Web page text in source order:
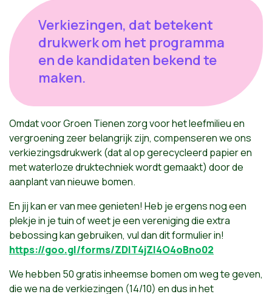
Verkiezingen, dat betekent
drukwerk om het programma
en de kandidaten bekend te
maken.
Omdat voor Groen Tienen zorg voor het leefmilieu en
vergroening zeer belangrijk zijn, compenseren we ons
verkiezingsdrukwerk (dat al op gerecycleerd papier en
met waterloze druktechniek wordt gemaakt) door de
aanplant van nieuwe bomen.
En jij kan er van mee genieten! Heb je ergens nog een
plekje in je tuin of weet je een vereniging die extra
bebossing kan gebruiken, vul dan dit formulier in!
https://goo.gl/forms/ZDIT4jZI4O4oBno02
We hebben 50 gratis inheemse bomen om weg te geven,
die we na de verkiezingen (14/10) en dus in het